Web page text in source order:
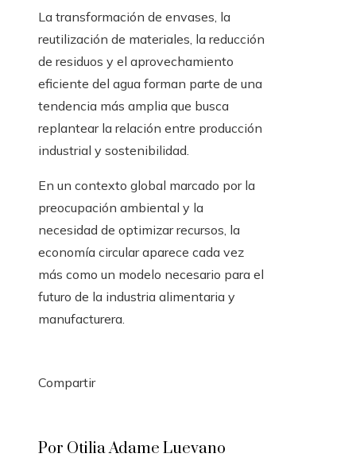
La transformación de envases, la
reutilización de materiales, la reducción
de residuos y el aprovechamiento
eficiente del agua forman parte de una
tendencia más amplia que busca
replantear la relación entre producción
industrial y sostenibilidad.
En un contexto global marcado por la
preocupación ambiental y la
necesidad de optimizar recursos, la
economía circular aparece cada vez
más como un modelo necesario para el
futuro de la industria alimentaria y
manufacturera.
Compartir
Por Otilia Adame Luevano